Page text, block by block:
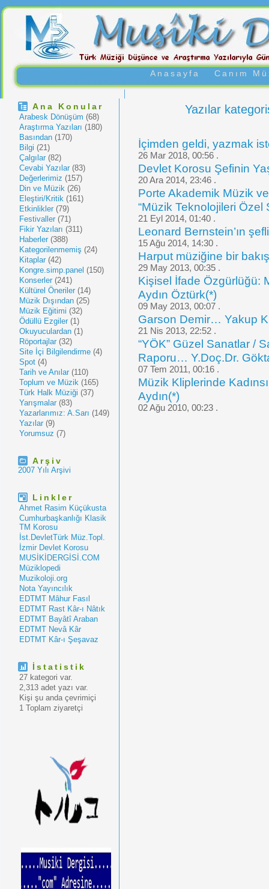
Anasayfa Canım
Ana Konular
Arabesk Dönüşüm (68)
Araştırma Yazıları (180)
Basından (170)
Bilgi (21)
Çalgılar (82)
Cevabi Yazılar (83)
Değerlerimiz (157)
Din ve Müzik (26)
Eleştiri/Kritik (161)
Etkinlikler (79)
Festivaller (71)
Fikir Yazıları (311)
Haberler (388)
Kategorilenmemiş (24)
Kitaplar (42)
Kongre.simp.panel (150)
Konserler (241)
Kültürel Öneriler (14)
Müzik Dışından (25)
Müzik Eğitimi (32)
Ödüllü Ezgiler (1)
Okuyuculardan (1)
Röportajlar (32)
Site İçi Bilgilendirme (4)
Spot (4)
Tarih ve Anılar (110)
Toplum ve Müzik (165)
Türk Halk Müziği (37)
Yarışmalar (83)
Yazarlarımız: A.Sarı (149)
Yazılar (9)
Yorumsuz (7)
Arşiv
2007 Yılı Arşivi
Linkler
Ahmet Rasim Küçükusta
Cumhurbaşkanlığı Klasik
TM Korosu
İst.DevletTürk Müz.Topl.
İzmir Devlet Korosu
MUSİKİDERGİSİ.COM
Müziklopedi
Muzikoloji.org
Nota Yayıncılık
EDTMT Mâhur Fasıl
EDTMT Rast Kâr-ı Nâtık
EDTMT Bayâtî Araban
EDTMT Nevâ Kâr
EDTMT Kâr-ı Şeşavaz
İstatistik
27 kategori var.
2,313 adet yazı var.
Kişi şu anda çevrimiçi
1 Toplam ziyaretçi
Yazılar
İçimden geldi, yazmak
26 Mar 2018, 00:56 .
Devlet Korosu Şefinin
20 Ara 2014, 23:46 .
Porte Akademik Müzik
“Müzik Teknolojileri Özel
21 Eyl 2014, 01:40 .
Leonard Bernstein’ın
15 Ağu 2014, 14:30 .
Harput müziğine bir
29 May 2013, 00:35 .
Kişisel İfade Özgürlüğü:
Aydın Öztürk(*)
09 May 2013, 00:07 .
Garson Demir… Yakup
21 Nis 2013, 22:52 .
“YÖK” Güzel Sanatlar /
Raporu… Y.Doç.Dr.
07 Tem 2011, 00:16 .
Müzik Kliplerinde
Aydın(*)
02 Ağu 2010, 00:23 .